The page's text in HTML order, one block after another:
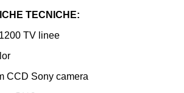
TECNICHE:
TV linee
CCD Sony camera